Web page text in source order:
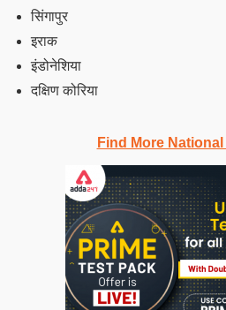
सिंगापुर
इराक
इंडोनेशिया
दक्षिण कोरिया
Find More